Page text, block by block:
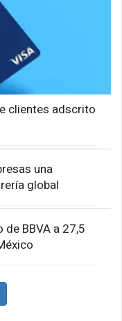
clientes adscrito
una
global
BBVA a 27,5